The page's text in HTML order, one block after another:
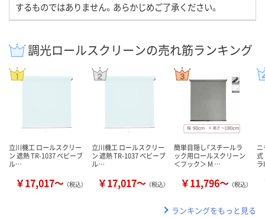
するものではありません。あらかじめご了承ください。
調光ロールスクリーンの売れ筋ランキング
立川機工 ロールスクリー
ン 遮熱 TR-1037 ベビーブ
ル…
￥17,017～ （税込）
立川機工 ロールスクリー
ン 遮熱 TR-1037 ベビーブ
ル…
￥17,017～ （税込）
簡単目隠し「スチールラ
ック用ロールスクリーン
＜フック＞ M …
￥11,796～ （税込）
式
ランキングをもっと見る